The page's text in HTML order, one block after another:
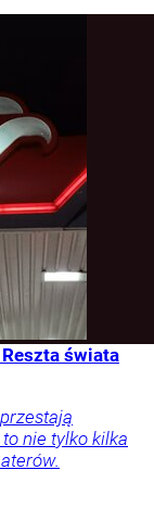
świata
nie tylko kilka